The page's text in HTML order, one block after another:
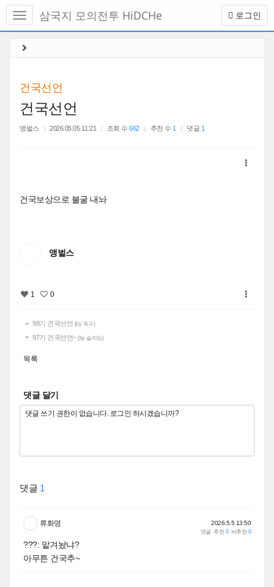
메
토
로그인
삼국지 모의전투 HiDCHe
건국선언
건국선언
앵벌스 2026.05.05 11:21 조회 수662 추천 수 1 댓글 1
건국보상으로 불굴 내놔
앵벌스
1 0
98기 건국선언 (by 독구)
97기 건국선언~(by 슬라임)
목록
댓글 달기
댓글 1
류화영 2026.5.5 13:50
댓글 추천 0 비추천 0
???: 맡겨놨냐?
아무튼 건국추~